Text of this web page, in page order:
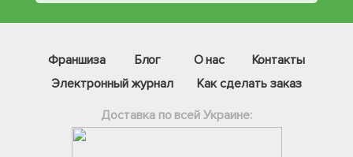
Франшиза Блог О нас
Контакты
Электронный журнал
Как сделать заказ
Доставка по всей Украине: